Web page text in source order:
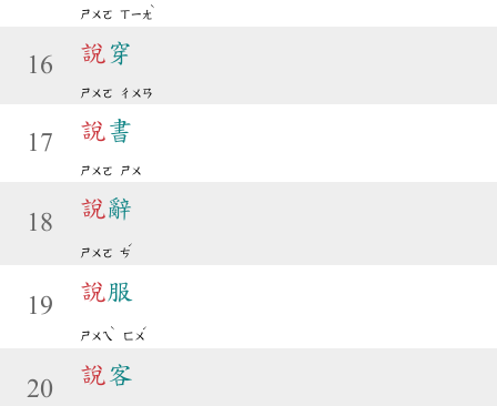
ㄕㄨㄛ ㄒㄧㄤ
ˋ
16 說 穿
ㄕㄨㄛ ㄔㄨㄢ
17 說書
ㄕㄨㄛ ㄕㄨ
18
說辭
ㄕㄨㄛ ㄘ
ˊ
19
說服
ㄕㄨㄟ
ˋ
ㄈㄨ
ˊ
20
說客